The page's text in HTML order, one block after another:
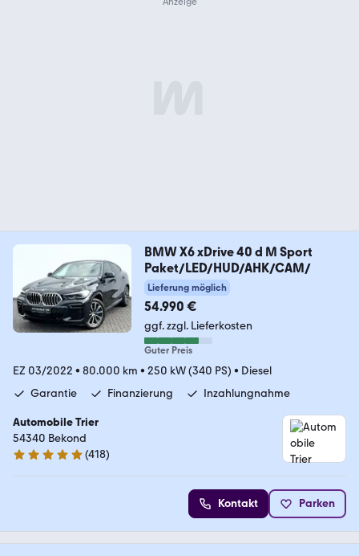
BMW X6 xDrive 40 d M Sport
Paket/LED/HUD/AHK/CAM/
Lieferung möglich
54.990 €
ggf. zzgl. Lieferkosten
Guter Preis
EZ 03/2022 • 80.000 km • 250 kW (340 PS) • Diesel
Garantie
Finanzierung Inzahlungnahme
Automobile Trier
54340 Bekond
4.9 Sterne
(418)
Kontakt Parken